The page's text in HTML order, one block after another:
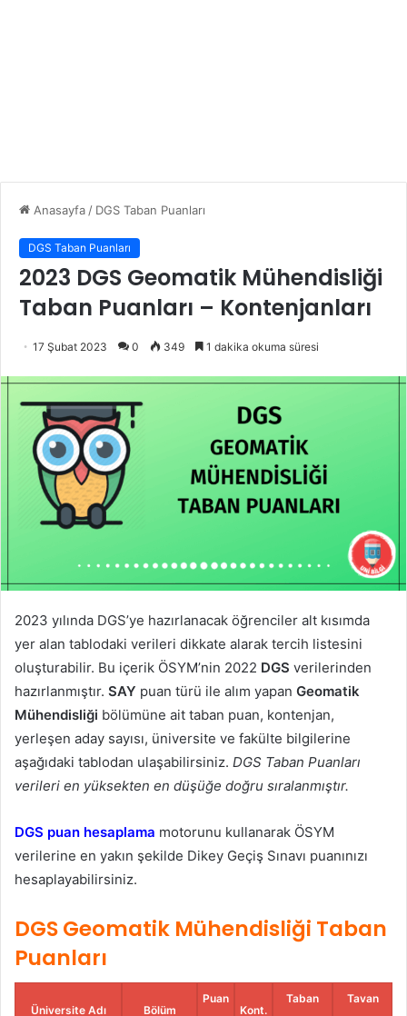
Anasayfa / DGS Taban Puanları
DGS Taban Puanları
2023 DGS Geomatik Mühendisliği
Taban Puanları – Kontenjanları
17 Şubat 2023 0 349 1 dakika okuma süresi
2023 yılında DGS’ye hazırlanacak öğrenciler alt kısımda
yer alan tablodaki verileri dikkate alarak tercih listesini
oluşturabilir. Bu içerik ÖSYM’nin 2022 DGS verilerinden
hazırlanmıştır. SAY puan türü ile alım yapan Geomatik
Mühendisliği bölümüne ait taban puan, kontenjan,
yerleşen aday sayısı, üniversite ve fakülte bilgilerine
aşağıdaki tablodan ulaşabilirsiniz. DGS Taban Puanları
verileri en yüksekten en düşüğe doğru sıralanmıştır.
DGS puan hesaplama motorunu kullanarak ÖSYM
verilerine en yakın şekilde Dikey Geçiş Sınavı puanınızı
hesaplayabilirsiniz.
DGS Geomatik Mühendisliği Taban
Puanları
Üniversite Adı Bölüm
Puan
Kont.
Taban
Tavan